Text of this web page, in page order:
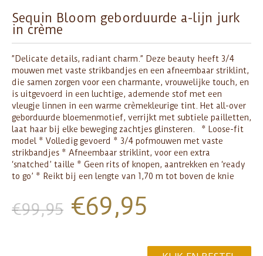
Sequin Bloom geborduurde a-lijn jurk
in crème
”Delicate details, radiant charm.” Deze beauty heeft 3/4
mouwen met vaste strikbandjes en een afneembaar striklint,
die samen zorgen voor een charmante, vrouwelijke touch, en
is uitgevoerd in een luchtige, ademende stof met een
vleugje linnen in een warme crèmekleurige tint. Het all-over
geborduurde bloemenmotief, verrijkt met subtiele pailletten,
laat haar bij elke beweging zachtjes glinsteren. * Loose-fit
model * Volledig gevoerd * 3/4 pofmouwen met vaste
strikbandjes * Afneembaar striklint, voor een extra
‘snatched’ taille * Geen rits of knopen, aantrekken en ‘ready
to go’ * Reikt bij een lengte van 1,70 m tot boven de knie
€99,95 €69,95